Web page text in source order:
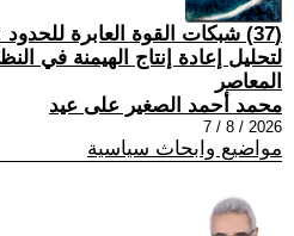
(37) شبكات القوة العابرة
لتحليل إعادة إنتاج الهيمنة في
المعاصر
محمد أحمد الصغير على عيد
2026 / 8 / 7
مواضيع وابحاث سياسية